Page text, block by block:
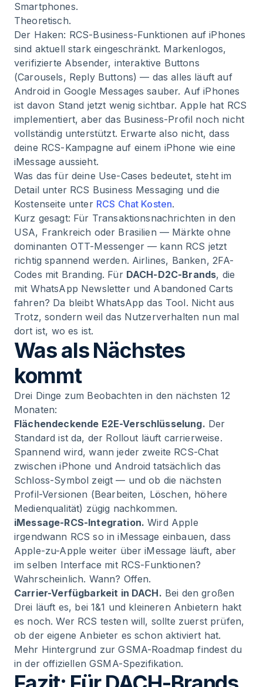
Smartphones.
Theoretisch.
Der Haken: RCS-Business-Funktionen auf iPhones
sind aktuell stark eingeschränkt. Markenlogos,
verifizierte Absender, interaktive Buttons
(Carousels, Reply Buttons) — das alles läuft auf
Android in Google Messages sauber. Auf iPhones
ist davon Stand jetzt wenig sichtbar. Apple hat RCS
implementiert, aber das Business-Profil noch nicht
vollständig unterstützt. Erwarte also nicht, dass
deine RCS-Kampagne auf einem iPhone wie eine
iMessage aussieht.
Was das für deine Use-Cases bedeutet, steht im
Detail unter RCS Business Messaging und die
Kostenseite unter RCS Chat Kosten.
Kurz gesagt: Für Transaktionsnachrichten in den
USA, Frankreich oder Brasilien — Märkte ohne
dominanten OTT-Messenger — kann RCS jetzt
richtig spannend werden. Airlines, Banken, 2FA-
Codes mit Branding. Für DACH-D2C-Brands, die
mit WhatsApp Newsletter und Abandoned Carts
fahren? Da bleibt WhatsApp das Tool. Nicht aus
Trotz, sondern weil das Nutzerverhalten nun mal
dort ist, wo es ist.
Was als Nächstes
kommt
Drei Dinge zum Beobachten in den nächsten 12
Monaten:
Flächendeckende E2E-Verschlüsselung. Der
Standard ist da, der Rollout läuft carrierweise.
Spannend wird, wann jeder zweite RCS-Chat
zwischen iPhone und Android tatsächlich das
Schloss-Symbol zeigt — und ob die nächsten
Profil-Versionen (Bearbeiten, Löschen, höhere
Medienqualität) zügig nachkommen.
iMessage-RCS-Integration. Wird Apple
irgendwann RCS so in iMessage einbauen, dass
Apple-zu-Apple weiter über iMessage läuft, aber
im selben Interface mit RCS-Funktionen?
Wahrscheinlich. Wann? Offen.
Carrier-Verfügbarkeit in DACH. Bei den großen
Drei läuft es, bei 1&1 und kleineren Anbietern hakt
es noch. Wer RCS testen will, sollte zuerst prüfen,
ob der eigene Anbieter es schon aktiviert hat.
Mehr Hintergrund zur GSMA-Roadmap findest du
in der offiziellen GSMA-Spezifikation.